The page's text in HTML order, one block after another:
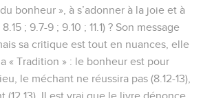
bonheur », à s’adonner à la joie et à
; 9.7-9 ; 9.10 ; 11.1) ? Son message
sa critique est tout en nuances, elle
« Tradition » : le bonheur est pour
le méchant ne réussira pas (8.12-13),
(12.13). Il est vrai que le livre dénonce